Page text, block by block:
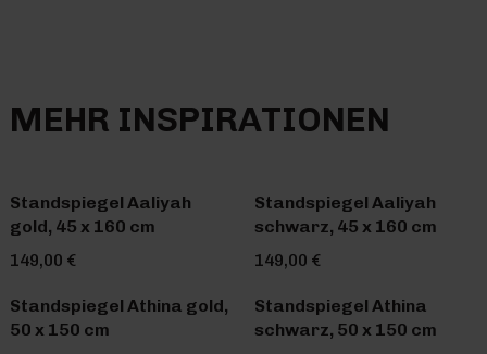
MEHR INSPIRATIONEN
Standspiegel Aaliyah
gold, 45 x 160 cm
149,00 €
Standspiegel Aaliyah
schwarz, 45 x 160 cm
149,00 €
Standspiegel Athina gold,
50 x 150 cm
Standspiegel Athina
schwarz, 50 x 150 cm